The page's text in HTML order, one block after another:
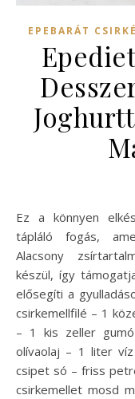
EPEBARÁT
Ez a könnyen elkészíthető csirkehúsleves egy kímélő,
tápláló fogás,
Alacsony
készül, így
elősegíti a
csirkemellfilé – 1
– 1 kis zeller
olívaolaj – 1 liter
csipet só – friss
csirkemellet mosd